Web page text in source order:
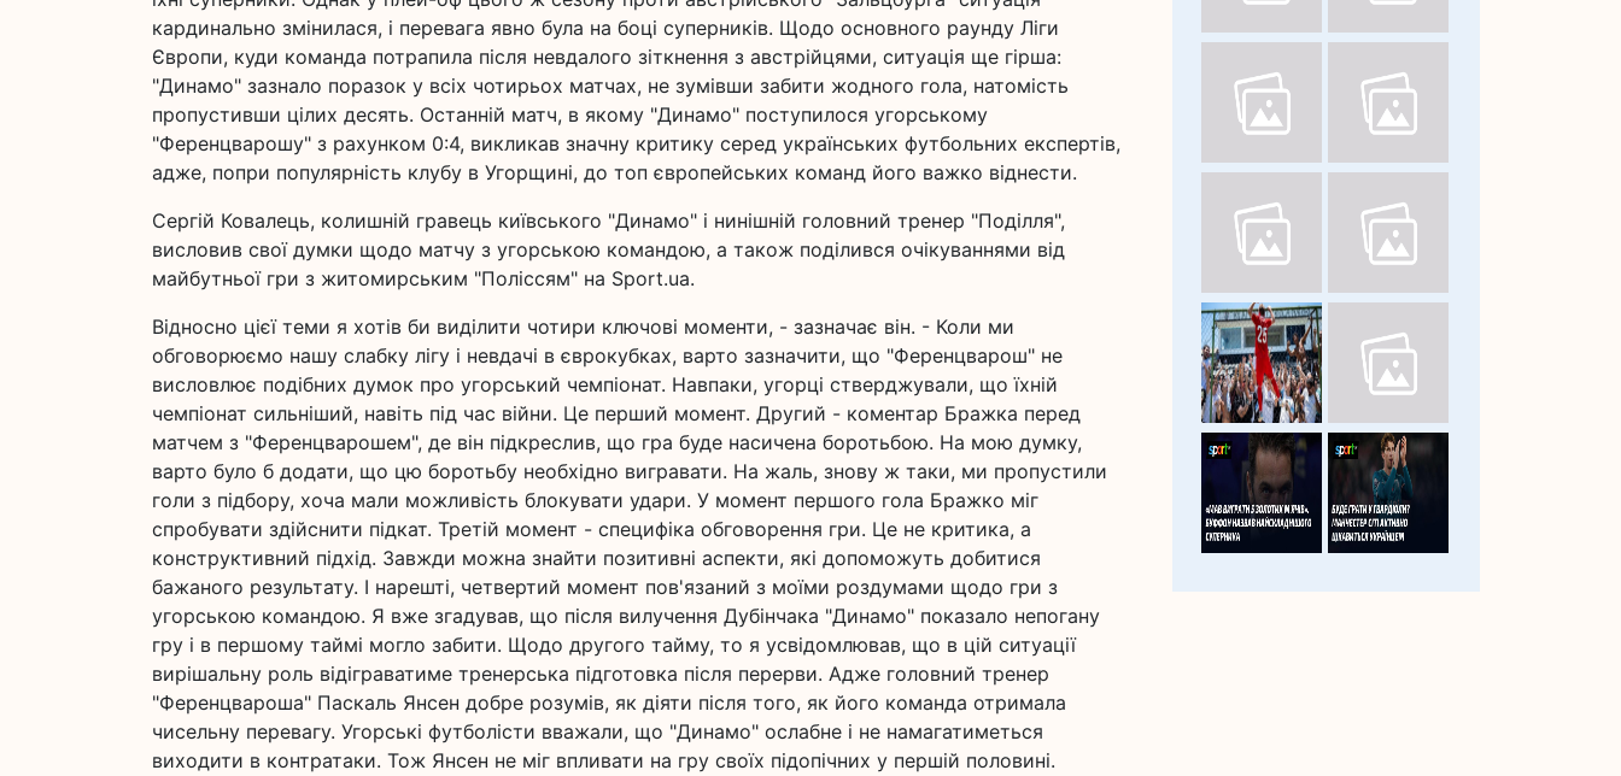
кардинально змінилася, і перевага явно була на боці суперників. Щодо основного раунду Ліги
Європи, куди команда потрапила після невдалого зіткнення з австрійцями, ситуація ще гірша:
"Динамо" зазнало поразок у всіх чотирьох матчах, не зумівши забити жодного гола, натомість
пропустивши цілих десять. Останній матч, в якому "Динамо" поступилося угорському
"Ференцварошу" з рахунком 0:4, викликав значну критику серед українських футбольних експертів,
адже, попри популярність клубу в Угорщині, до топ європейських команд його важко віднести.
Сергій Ковалець, колишній гравець київського "Динамо" і нинішній головний тренер "Поділля",
висловив свої думки щодо матчу з угорською командою, а також поділився очікуваннями від
майбутньої гри з житомирським "Поліссям" на Sport.ua.
Відносно цієї теми я хотів би виділити чотири ключові моменти, - зазначає він. - Коли ми
обговорюємо нашу слабку лігу і невдачі в єврокубках, варто зазначити, що "Ференцварош" не
висловлює подібних думок про угорський чемпіонат. Навпаки, угорці стверджували, що їхній
чемпіонат сильніший, навіть під час війни. Це перший момент. Другий - коментар Бражка перед
матчем з "Ференцварошем", де він підкреслив, що гра буде насичена боротьбою. На мою думку,
варто було б додати, що цю боротьбу необхідно вигравати. На жаль, знову ж таки, ми пропустили
голи з підбору, хоча мали можливість блокувати удари. У момент першого гола Бражко міг
спробувати здійснити підкат. Третій момент - специфіка обговорення гри. Це не критика, а
конструктивний підхід. Завжди можна знайти позитивні аспекти, які допоможуть добитися
бажаного результату. І нарешті, четвертий момент пов'язаний з моїми роздумами щодо гри з
угорською командою. Я вже згадував, що після вилучення Дубінчака "Динамо" показало непогану
гру і в першому таймі могло забити. Щодо другого тайму, то я усвідомлював, що в цій ситуації
вирішальну роль відіграватиме тренерська підготовка після перерви. Адже головний тренер
"Ференцвароша" Паскаль Янсен добре розумів, як діяти після того, як його команда отримала
чисельну перевагу. Угорські футболісти вважали, що "Динамо" ослабне і не намагатиметься
виходити в контратаки. Тож Янсен не міг впливати на гру своїх підопічних у першій половині.